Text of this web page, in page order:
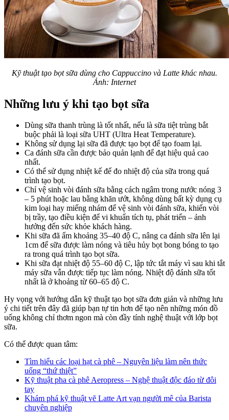
Kỹ thuật tạo bọt sữa dùng cho Cappuccino và Latte khác nhau.
Ảnh: Internet
Những lưu ý khi tạo bọt sữa
Dùng sữa thanh trùng là tốt nhất, nếu là sữa tiệt trùng bắt
buộc phải là loại sữa UHT (Ultra Heat Temperature).
Không sử dụng lại sữa đã được tạo bọt để tạo foam lại.
Ca đánh sữa cần được bảo quản lạnh để đạt hiệu quả cao
nhất.
Có thể sử dụng nhiệt kế để đo nhiệt độ của sữa trong quá
trình tạo bọt.
Chỉ vệ sinh vòi đánh sữa bằng cách ngâm trong nước nóng 3
– 5 phút hoặc lau bằng khăn ướt, không dùng bất kỳ dụng cụ
kim loại hay miếng nhám để vệ sinh vòi đánh sữa, khiến vòi
bị trầy, tạo điều kiện để vi khuẩn tích tụ, phát triển – ảnh
hưởng đến sức khỏe khách hàng.
Khi sữa đã ấm khoảng 35–40 độ C, nâng ca đánh sữa lên lại
1cm để sữa được làm nóng và tiêu hủy bọt bong bóng to tạo
ra trong quá trình tạo bọt sữa.
Khi sữa đạt nhiệt độ 55–60 độ C, lập tức tắt máy vì sau khi tắt
máy sữa vẫn được tiếp tục làm nóng. Nhiệt độ đánh sữa tốt
nhất là ở khoảng từ 60–65 độ C.
Hy vọng với hướng dẫn kỹ thuật tạo bọt sữa đơn giản và những lưu
ý chi tiết trên đây đã giúp bạn tự tin hơn để tạo nên những món đồ
uống không chỉ thơm ngon mà còn đầy tính nghệ thuật với lớp bọt
sữa.
Có thể được quan tâm:
Tìm hiểu các loại hạt cà phê – Nguyên liệu làm nên thức
uống “thứ thiệt”
Kỹ thuật pha cà phê Aeropress – Nghệ thuật độc đáo từ đôi
tay
Khám phá kỹ thuật vẽ Latte Art vạn người mê của Barista
chuyên nghiệp